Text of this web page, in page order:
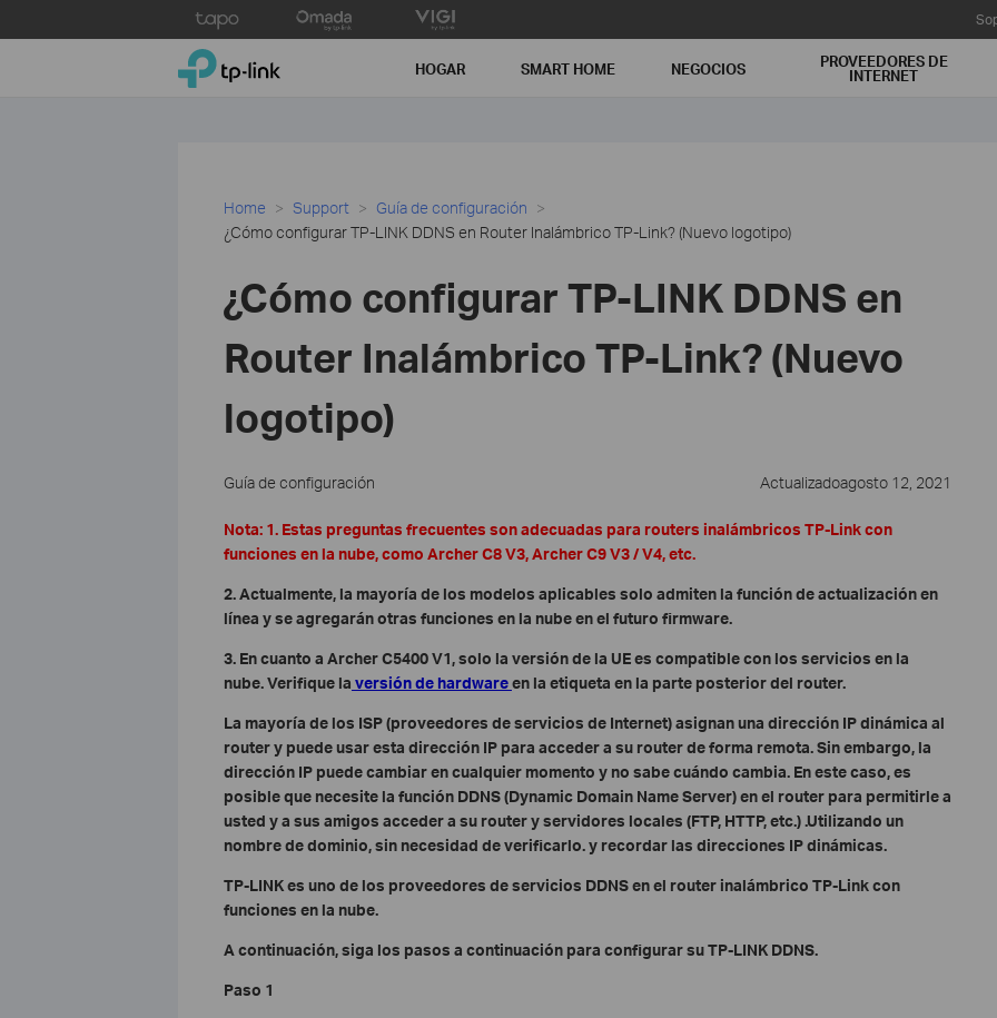
to
TP-Link, Reliably Smart HOGAR SMART HOME NEGOCIOS PROVEEDORES DE
INTERNET
Home Support
Guía de configuración
¿Cómo configurar TP-LINK DDNS en Router Inalámbrico TP-Link? (Nuevo logotipo)
¿Cómo configurar TP-LINK DDNS en
Router Inalámbrico TP-Link? (Nuevo
logotipo)
Guía de configuración Actualizadoagosto 12, 2021
Nota: 1. Estas preguntas frecuentes son adecuadas para routers inalámbricos TP-Link con
funciones en la nube, como Archer C8 V3, Archer C9 V3 / V4, etc.
2. Actualmente, la mayoría de los modelos aplicables solo admiten la función de actualización en
línea y se agregarán otras funciones en la nube en el futuro firmware.
3. En cuanto a Archer C5400 V1, solo la versión de la UE es compatible con los servicios en la
nube. Verifique la versión de hardwareen la etiqueta en la parte posterior del router.
La mayoría de los ISP (proveedores de servicios de Internet) asignan una dirección IP dinámica al
router y puede usar esta dirección IP para acceder a su router de forma remota. Sin embargo, la
dirección IP puede cambiar en cualquier momento y no sabe cuándo cambia. En este caso, es
posible que necesite la función DDNS (Dynamic Domain Name Server) en el router para permitirle a
usted y a sus amigos acceder a su router y servidores locales (FTP, HTTP, etc.) .Utilizando un
nombre de dominio, sin necesidad de verificarlo. y recordar las direcciones IP dinámicas.
TP-LINK es uno de los proveedores de servicios DDNS en el router inalámbrico TP-Link con
funciones en la nube.
A continuación, siga los pasos a continuación para configurar su TP-LINK DDNS.
Paso 1